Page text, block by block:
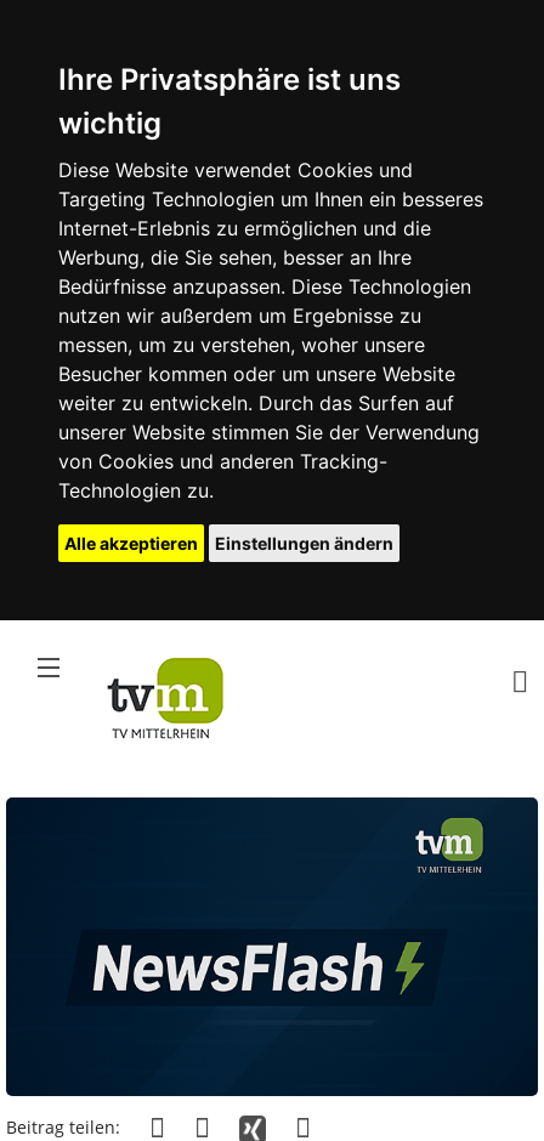
Ihre Privatsphäre ist uns
wichtig
Diese Website verwendet Cookies und
Targeting Technologien um Ihnen ein besseres
Internet-Erlebnis zu ermöglichen und die
Werbung, die Sie sehen, besser an Ihre
Bedürfnisse anzupassen. Diese Technologien
nutzen wir außerdem um Ergebnisse zu
messen, um zu verstehen, woher unsere
Besucher kommen oder um unsere Website
weiter zu entwickeln. Durch das Surfen auf
unserer Website stimmen Sie der Verwendung
von Cookies und anderen Tracking-
Technologien zu.
Alle akzeptieren Einstellungen ändern
Beitrag teilen: